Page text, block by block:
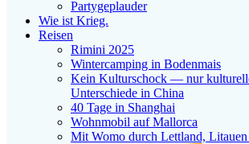
Partygeplauder
Wie ist Krieg.
Reisen
Rimini 2025
Wintercamping in Bodenmais
Kein Kulturschock — nur
Unterschiede in China
40 Tage in Shanghai
Wohnmobil auf Mallorca
Mit Womo durch Lettland, Litauen